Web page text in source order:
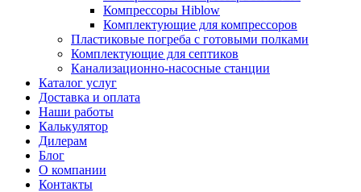
Компрессоры Hiblow
Комплектующие для компрессоров
Пластиковые погреба с готовыми полками
Комплектующие для септиков
Канализационно-насосные станции
Каталог услуг
Доставка и оплата
Наши работы
Калькулятор
Дилерам
Блог
О компании
Контакты